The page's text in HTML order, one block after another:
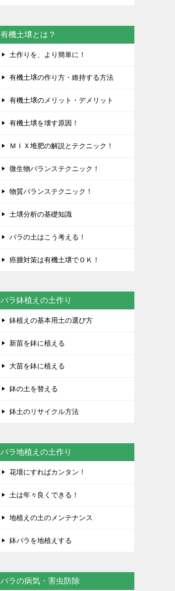
有機土壌とは？
土作りを、より簡単に！
有機土壌の作り方・維持する方法
有機土壌のメリット・デメリット
有機土壌を壊す原因！
ＭＩＸ堆肥の解説とテクニック！
微生物バランステクニック！
物質バランステクニック！
土壌分析の基礎知識
バラの土はこう考える！
癌腫対策は有機土壌でＯＫ！
バラ鉢植えの土作り
鉢植えの基本用土の選び方
新苗を鉢に植える
大苗を鉢に植える
鉢の土を替える
鉢土のリサイクル方法
バラ地植えの土作り
花壇にすればカンタン！
土は年々良くできる！
地植えの土のメンテナンス
鉢バラを地植えする
バラの病気・害虫防除